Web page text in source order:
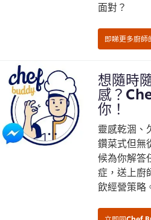
面對？
想隨時
感？
你！
靈感乾涸、
鑽菜式但無
候為你解答
症，送上廚
飲經營策略